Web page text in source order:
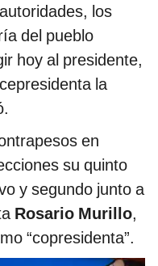
los
del pueblo
hoy al presidente,
la
en
su quinto
y segundo junto a
Rosario Murillo,
“copresidenta”.